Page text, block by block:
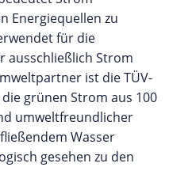
Energiequellen zu
für die
ausschließlich Strom
ist die TÜV-
grünen Strom aus 100
umweltfreundlicher
Wasser
gesehen zu den